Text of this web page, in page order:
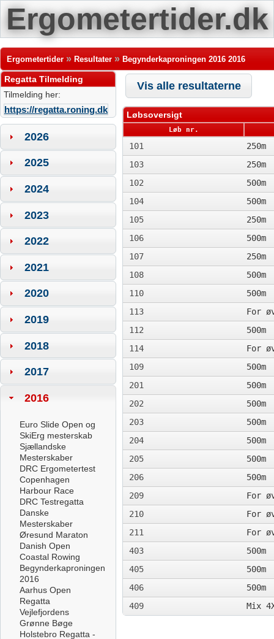
Ergometertider.dk
Ergometertider » Resultater » Begynderkaproningen 2016 2016
Regatta Tilmelding
Tilmelding her:
https://regatta.roning.dk
2026
2025
2024
2023
2022
2021
2020
2019
2018
2017
2016
Euro Slide Open og
SkiErg mesterskab
Sjællandske
Mesterskaber
DRC Ergometertest
Copenhagen
Harbour Race
DRC Testregatta
Danske
Mesterskaber
Øresund Maraton
Danish Open
Coastal Rowing
Begynderkaproningen
2016
Aarhus Open
Regatta
Vejlefjordens
Grønne Bøge
Holstebro Regatta -
Vis alle resultaterne
Løbsoversigt
Løb nr.
101
250m
103
250m
102
500m
104
500m
105
250m
106
500m
107
250m
108
500m
110
500m
113
For
112
500m
114
For
109
500m
201
500m
202
500m
203
500m
204
500m
205
500m
206
500m
209
For
210
For
211
For
403
500m
405
500m
406
500m
409
Mix